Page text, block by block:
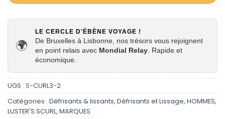
🌍
LE CERCLE D'ÉBÈNE VOYAGE !
De Bruxelles à Lisbonne, nos trésors vous rejoignent
en point relais avec Mondial Relay . Rapide et
économique.
UGS : S-CURL3-2
Catégories : Défrisants & lissants, Défrisants et Lissage, HOMMES,
LUSTER'S SCURL, MARQUES